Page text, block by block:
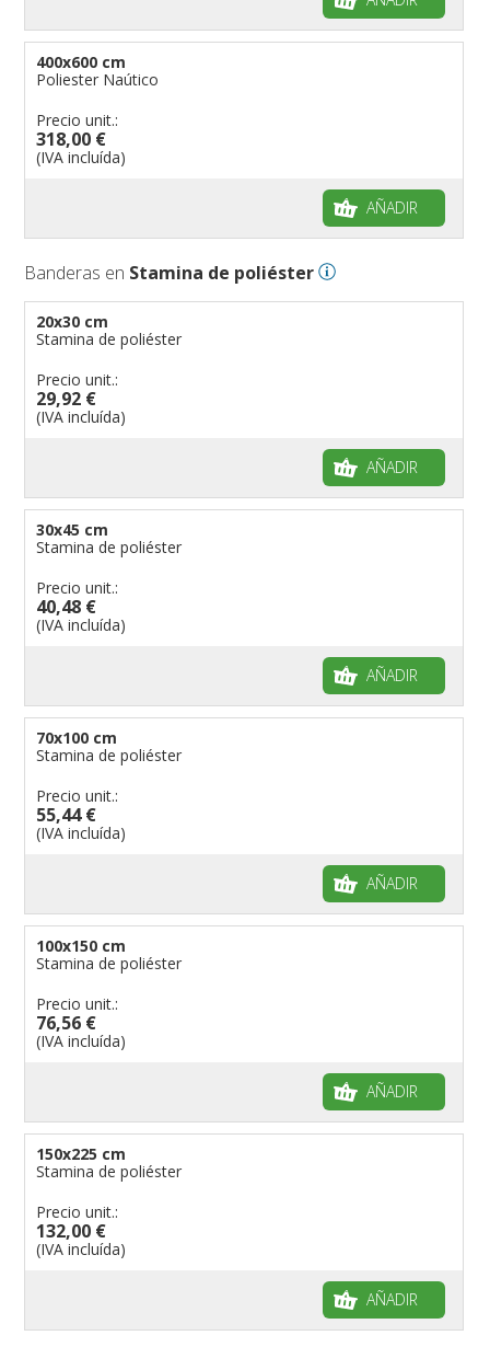
400x600 cm
Poliester Naútico
Precio unit.:
318,00 €
(IVA incluída)
AÑADIR
Banderas en Stamina de poliéster
20x30 cm
Stamina de poliéster
Precio unit.:
29,92 €
(IVA incluída)
AÑADIR
30x45 cm
Stamina de poliéster
Precio unit.:
40,48 €
(IVA incluída)
AÑADIR
70x100 cm
Stamina de poliéster
Precio unit.:
55,44 €
(IVA incluída)
AÑADIR
100x150 cm
Stamina de poliéster
Precio unit.:
76,56 €
(IVA incluída)
AÑADIR
150x225 cm
Stamina de poliéster
Precio unit.:
132,00 €
(IVA incluída)
AÑADIR